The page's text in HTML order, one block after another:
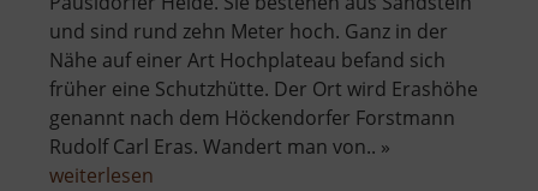
und sind rund zehn Meter hoch. Ganz in der
Nähe auf einer Art Hochplateau befand sich
früher eine Schutzhütte. Der Ort wird Erashöhe
genannt nach dem Höckendorfer Forstmann
Rudolf Carl Eras. Wandert man von.. »
weiterlesen